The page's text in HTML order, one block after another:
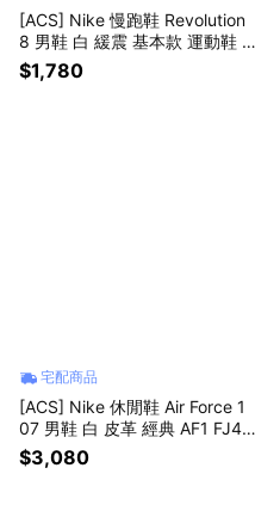
[ACS] Nike 慢跑鞋 Revolution
8 男鞋 白 緩震 基本款 運動鞋 H
J9198-122
$1,780
宅配商品
[ACS] Nike 休閒鞋 Air Force 1
07 男鞋 白 皮革 經典 AF1 FJ41
46-134
$3,080